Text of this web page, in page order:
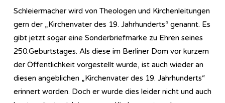
Schleiermacher wird von Theologen und Kirchenleitungen
gern der „Kirchenvater des 19. Jahrhunderts“ genannt. Es
gibt jetzt sogar eine Sonderbriefmarke zu Ehren seines
250.Geburtstages. Als diese im Berliner Dom vor kurzem
der Öffentlichkeit vorgestellt wurde, ist auch wieder an
diesen angeblichen „Kirchenvater des 19. Jahrhunderts“
erinnert worden. Doch er wurde dies leider nicht und auch